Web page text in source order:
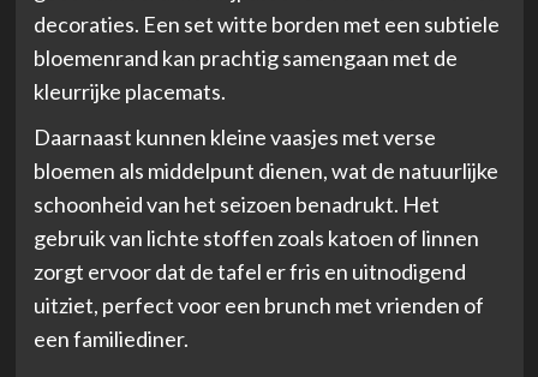
decoraties. Een set witte borden met een subtiele
bloemenrand kan prachtig samengaan met de
kleurrijke placemats.
Daarnaast kunnen kleine vaasjes met verse
bloemen als middelpunt dienen, wat de natuurlijke
schoonheid van het seizoen benadrukt. Het
gebruik van lichte stoffen zoals katoen of linnen
zorgt ervoor dat de tafel er fris en uitnodigend
uitziet, perfect voor een brunch met vrienden of
een familiediner.